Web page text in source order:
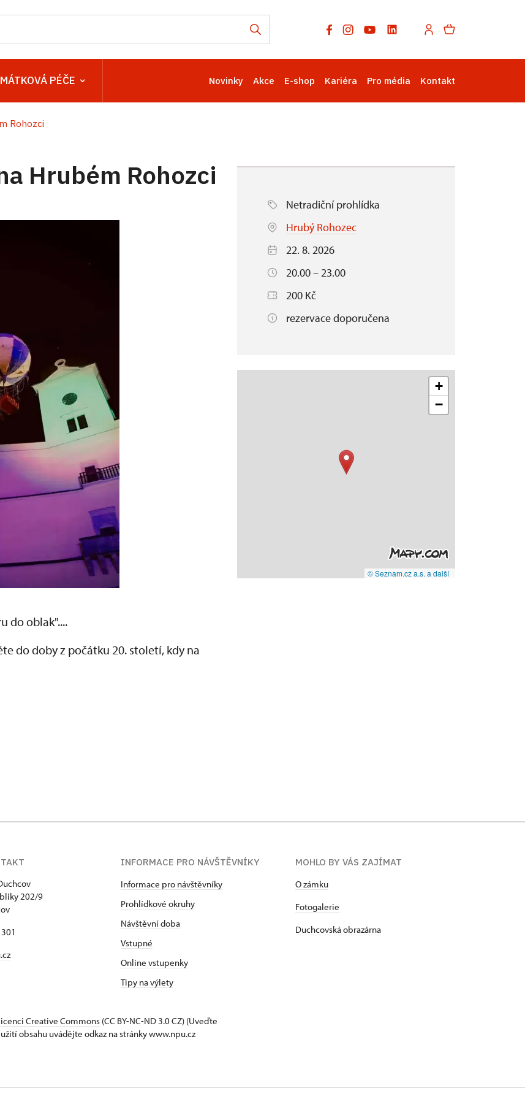
PÉČE Novinky Akce E-shop Kariéra Pro média Kontakt
Rohozci
Hrubém Rohozci
do oblak"....
do doby z počátku 20. století, kdy na
Netradiční prohlídka
Hrubý Rohozec
22. 8. 2026
20.00 – 23.00
200 Kč
rezervace doporučena
+
−
© Seznam.cz a.s. a další
202/9
INFORMACE PRO NÁVŠTĚVNÍKY
Informace pro návštěvníky
Prohlídkové okruhy
Návštěvní doba
Vstupné
Online vstupenky
Tipy na výlety
MOHLO BY VÁS ZAJÍMAT
O zámku
Fotogalerie
Duchcovská obrazárna
Creative Commons (CC BY-NC-ND 3.0 CZ) (Uveďte
obsahu uvádějte odkaz na stránky www.npu.cz